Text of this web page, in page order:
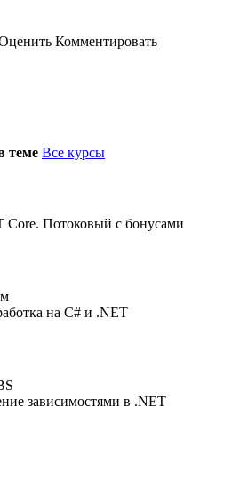
Комментировать
теме Все курсы
Core. Потоковый с бонусами
на C# и .NET
зависимостями в .NET